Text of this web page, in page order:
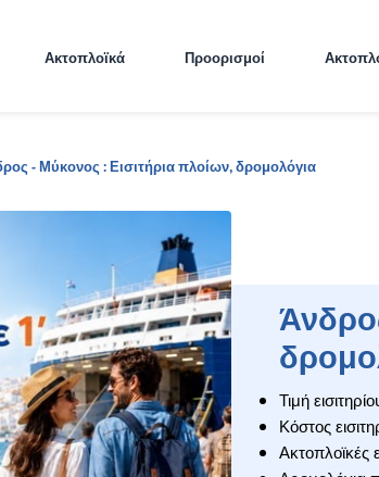
Ακτοπλοϊκά Προορισμοί
- Μύκονος : Εισιτήρια πλοίων, δρομολόγια
Τιμή
Κόστος
Ακτοπλοϊκές